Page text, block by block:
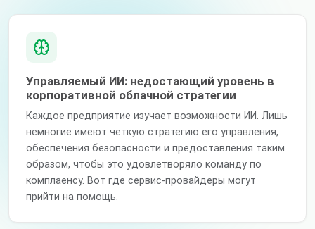
Управляемый ИИ: недостающий уровень в
корпоративной облачной стратегии
Каждое предприятие изучает возможности ИИ. Лишь
немногие имеют четкую стратегию его управления,
обеспечения безопасности и предоставления таким
образом, чтобы это удовлетворяло команду по
комплаенсу. Вот где сервис-провайдеры могут
прийти на помощь.